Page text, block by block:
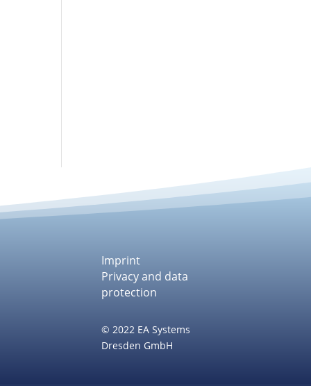
Imprint
Privacy and data
protection
© 2022 EA Systems
Dresden GmbH